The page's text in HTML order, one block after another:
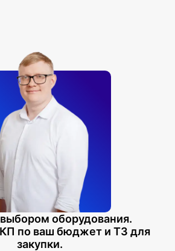
оборудования.
по ваш бюджет и ТЗ для
закупки.